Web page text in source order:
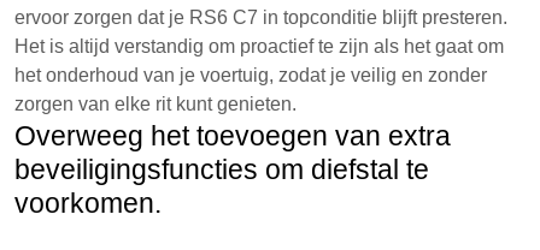
ervoor zorgen dat je RS6 C7 in topconditie blijft presteren.
Het is altijd verstandig om proactief te zijn als het gaat om
het onderhoud van je voertuig, zodat je veilig en zonder
zorgen van elke rit kunt genieten.
Overweeg het toevoegen van extra
beveiligingsfuncties om diefstal te
voorkomen.